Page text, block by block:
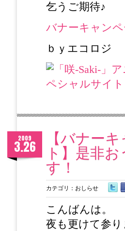
乞うご期待♪
バナーキャンペ
ｂｙエコロジ
【バナー
ト】是非
す！
2009
3.26
カテゴリ： おしらせ
こんばんは。
夜も更けて参り